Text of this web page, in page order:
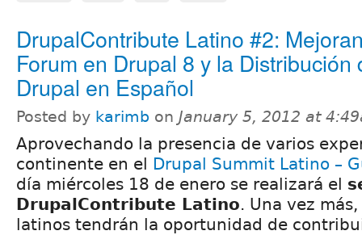
DrupalContribute Latino #2:
Forum en Drupal 8 y la Distribución
Drupal en Español
Posted by karimb on January 5, 2012 at
Aprovechando la presencia de varios
continente en el Drupal Summit Latino –
día miércoles 18 de enero se realizará el
DrupalContribute Latino. Una vez
latinos tendrán la oportunidad de